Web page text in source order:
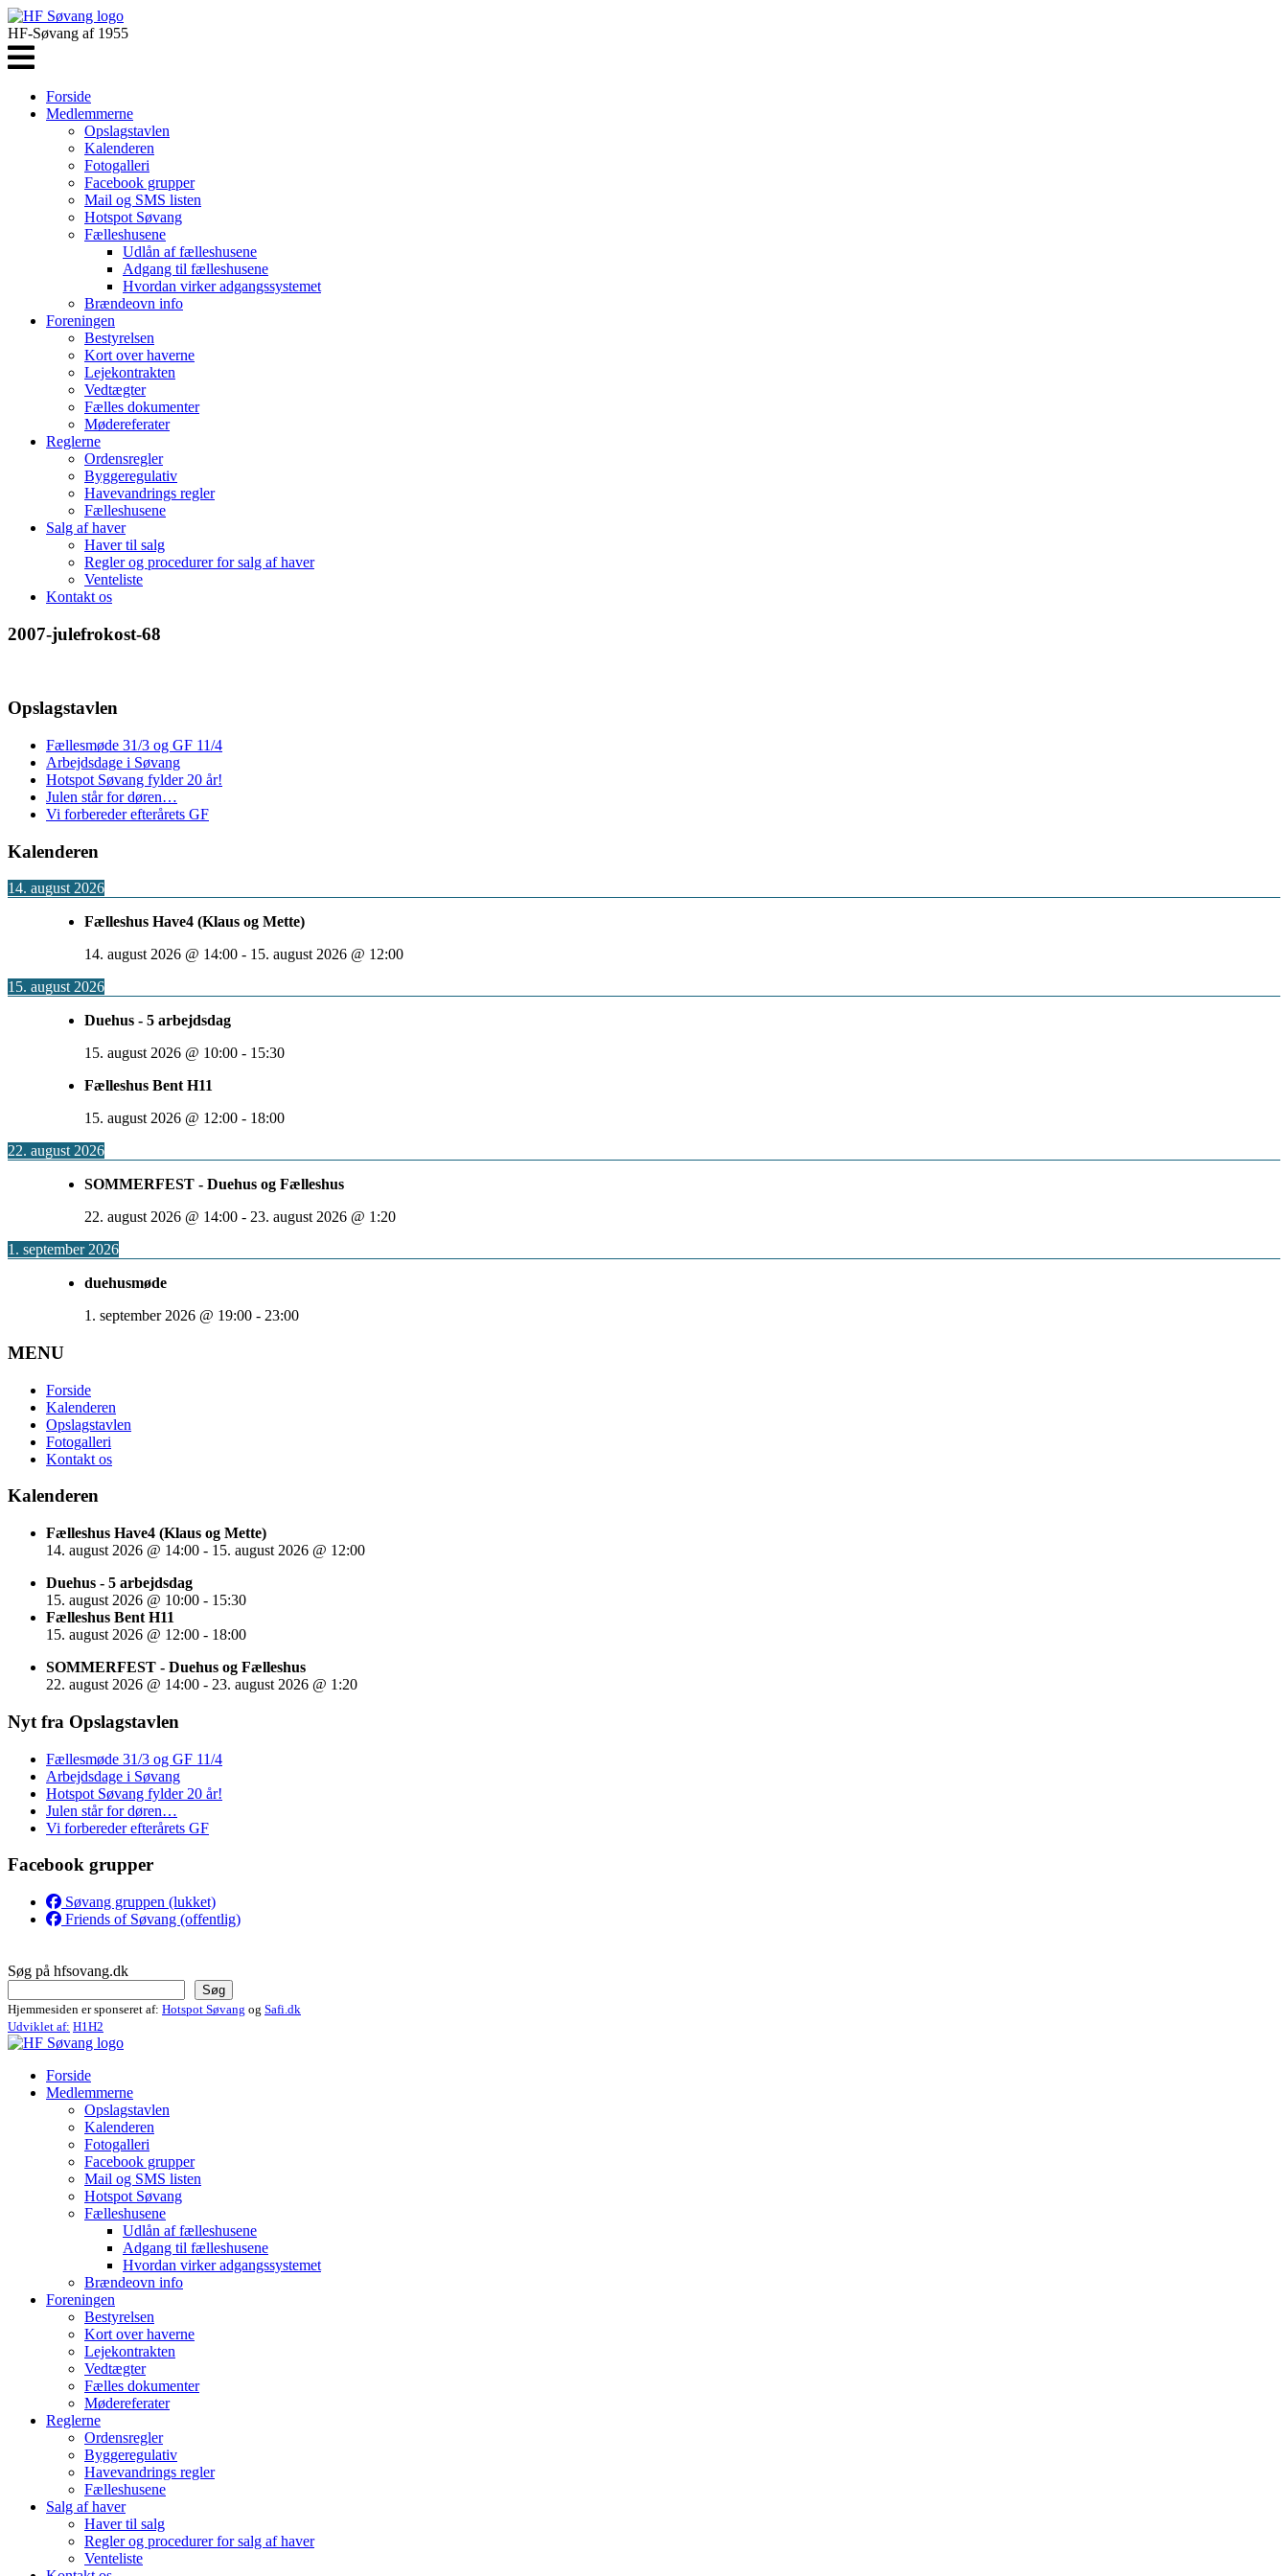
HF-Søvang af 1955
Forside
Medlemmerne
Opslagstavlen
Kalenderen
Fotogalleri
Facebook grupper
Mail og SMS listen
Hotspot Søvang
Fælleshusene
Udlån af fælleshusene
Adgang til fælleshusene
Hvordan virker adgangssystemet
Brændeovn info
Foreningen
Bestyrelsen
Kort over haverne
Lejekontrakten
Vedtægter
Fælles dokumenter
Mødereferater
Reglerne
Ordensregler
Byggeregulativ
Havevandrings regler
Fælleshusene
Salg af haver
Haver til salg
Regler og procedurer for salg af haver
Venteliste
Kontakt os
2007-julefrokost-68
Opslagstavlen
Fællesmøde 31/3 og GF 11/4
Arbejdsdage i Søvang
Hotspot Søvang fylder 20 år!
Julen står for døren…
Vi forbereder efterårets GF
Kalenderen
14. august 2026
Fælleshus Have4 (Klaus og Mette)
14. august 2026 @ 14:00 - 15. august 2026 @ 12:00
15. august 2026
Duehus - 5 arbejdsdag
15. august 2026 @ 10:00 - 15:30
Fælleshus Bent H11
15. august 2026 @ 12:00 - 18:00
22. august 2026
SOMMERFEST - Duehus og Fælleshus
22. august 2026 @ 14:00 - 23. august 2026 @ 1:20
1. september 2026
duehusmøde
1. september 2026 @ 19:00 - 23:00
MENU
Forside
Kalenderen
Opslagstavlen
Fotogalleri
Kontakt os
Kalenderen
Fælleshus Have4 (Klaus og Mette)
14. august 2026 @ 14:00 - 15. august 2026 @ 12:00
Duehus - 5 arbejdsdag
15. august 2026 @ 10:00 - 15:30
Fælleshus Bent H11
15. august 2026 @ 12:00 - 18:00
SOMMERFEST - Duehus og Fælleshus
22. august 2026 @ 14:00 - 23. august 2026 @ 1:20
Nyt fra Opslagstavlen
Fællesmøde 31/3 og GF 11/4
Arbejdsdage i Søvang
Hotspot Søvang fylder 20 år!
Julen står for døren…
Vi forbereder efterårets GF
Facebook grupper
Søvang gruppen (lukket)
Friends of Søvang (offentlig)
Søg på hfsovang.dk
Søg
Hjemmesiden er sponseret af: Hotspot Søvang og Safi.dk
Udviklet af: H1H2
Forside
Medlemmerne
Opslagstavlen
Kalenderen
Fotogalleri
Facebook grupper
Mail og SMS listen
Hotspot Søvang
Fælleshusene
Udlån af fælleshusene
Adgang til fælleshusene
Hvordan virker adgangssystemet
Brændeovn info
Foreningen
Bestyrelsen
Kort over haverne
Lejekontrakten
Vedtægter
Fælles dokumenter
Mødereferater
Reglerne
Ordensregler
Byggeregulativ
Havevandrings regler
Fælleshusene
Salg af haver
Haver til salg
Regler og procedurer for salg af haver
Venteliste